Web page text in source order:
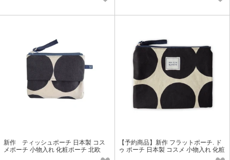
新作 ティッシュポーチ 日本製 コス
メポーチ 小物入れ 化粧ポーチ 北欧
【予約商品】新作 フラットポーチ. ド
ゥ ポーチ 日本製 コスメ 小物入れ 化粧